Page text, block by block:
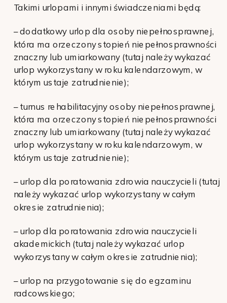
Takimi urlopami i innymi świadczeniami będą:
– dodatkowy urlop dla osoby niepełnosprawnej,
która ma orzeczony stopień niepełnosprawności
znaczny lub umiarkowany (tutaj należy wykazać
urlop wykorzystany w roku kalendarzowym, w
którym ustaje zatrudnienie);
– turnus rehabilitacyjny osoby niepełnosprawnej,
która ma orzeczony stopień niepełnosprawności
znaczny lub umiarkowany (tutaj należy wykazać
urlop wykorzystany w roku kalendarzowym, w
którym ustaje zatrudnienie);
– urlop dla poratowania zdrowia nauczycieli (tutaj
należy wykazać urlop wykorzystany w całym
okresie zatrudnienia);
– urlop dla poratowania zdrowia nauczycieli
akademickich (tutaj należy wykazać urlop
wykorzystany w całym okresie zatrudnienia);
– urlop na przygotowanie się do egzaminu
radcowskiego;